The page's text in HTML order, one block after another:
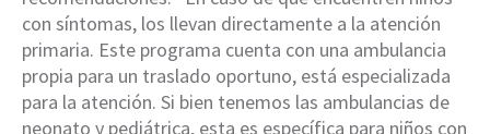
con síntomas, los llevan directamente a la atención
primaria. Este programa cuenta con una ambulancia
propia para un traslado oportuno, está especializada
para la atención. Si bien tenemos las ambulancias de
neonato y pediátrica, esta es específica para niños con